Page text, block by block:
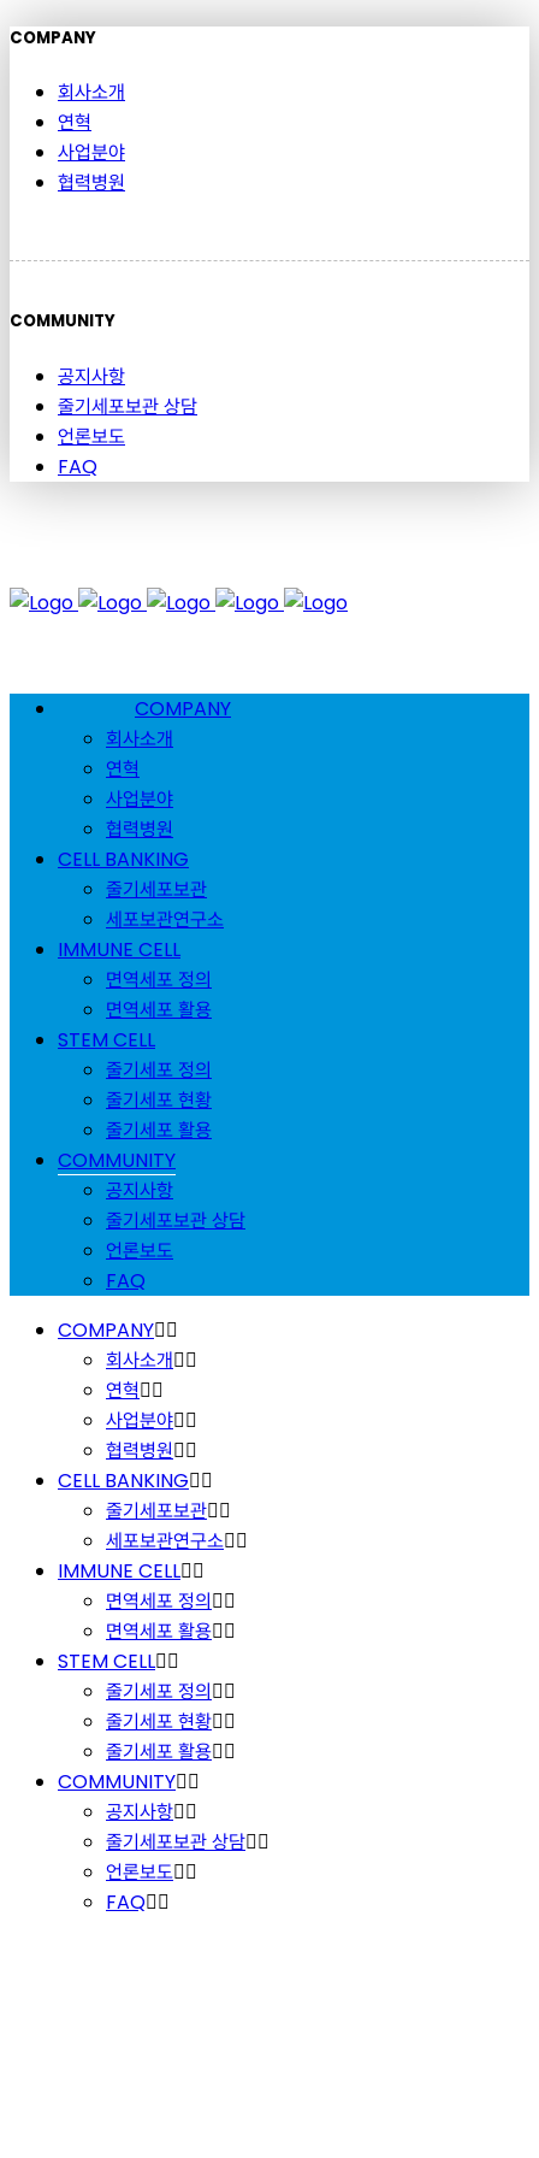
COMPANY
회사소개
연혁
사업분야
협력병원
COMMUNITY
공지사항
줄기세포보관 상담
언론보도
FAQ
COMPANY
회사소개
연혁
사업분야
협력병원
CELL BANKING
줄기세포보관
세포보관연구소
IMMUNE CELL
면역세포 정의
면역세포 활용
STEM CELL
줄기세포 정의
줄기세포 현황
줄기세포 활용
COMMUNITY
공지사항
줄기세포보관 상담
언론보도
FAQ
COMPANY
회사소개
연혁
사업분야
협력병원
CELL BANKING
줄기세포보관
세포보관연구소
IMMUNE CELL
면역세포 정의
면역세포 활용
STEM CELL
줄기세포 정의
줄기세포 현황
줄기세포 활용
COMMUNITY
공지사항
줄기세포보관 상담
언론보도
FAQ